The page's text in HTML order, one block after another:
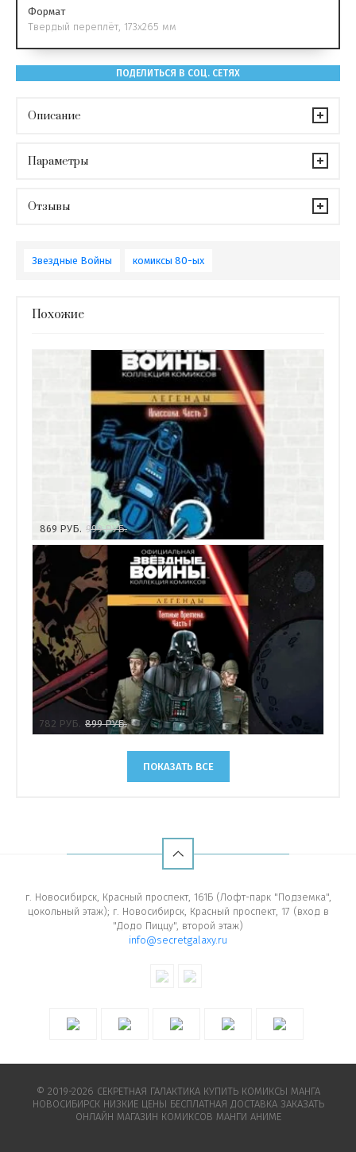
Формат
Твердый переплёт, 173х265 мм
ПОДЕЛИТЬСЯ В СОЦ. СЕТЯХ
Описание
Параметры
Отзывы
Звездные Войны комиксы 80-ых
Похожие
869 РУБ. 999РУБ.
782 РУБ. 899РУБ.
ПОКАЗАТЬ ВСЕ
г. Новосибирск, Красный проспект, 161Б (Лофт-парк "Подземка",
цокольный этаж); г. Новосибирск, Красный проспект, 17 (вход в
"Додо Пиццу", второй этаж)
info@secretgalaxy.ru
© 2019-2026 СЕКРЕТНАЯ ГАЛАКТИКА КУПИТЬ КОМИКСЫ МАНГА
НОВОСИБИРСК НИЗКИЕ ЦЕНЫ БЕСПЛАТНАЯ ДОСТАВКА ЗАКАЗАТЬ
ОНЛАЙН МАГАЗИН КОМИКСОВ МАНГИ АНИМЕ